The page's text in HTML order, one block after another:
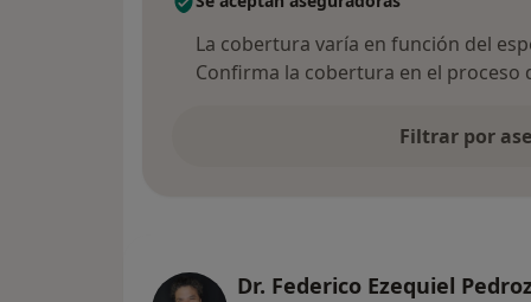
La cobertura varía en función del
Confirma la cobertura en el proceso
Filtrar por
Dr. Federico Ezequiel